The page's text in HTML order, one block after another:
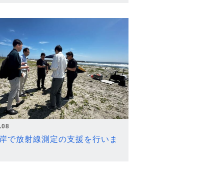
で放射線測定の支援を行いま